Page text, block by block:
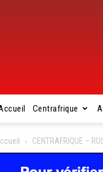
Centrafrique
CENTRAFRIQUE –